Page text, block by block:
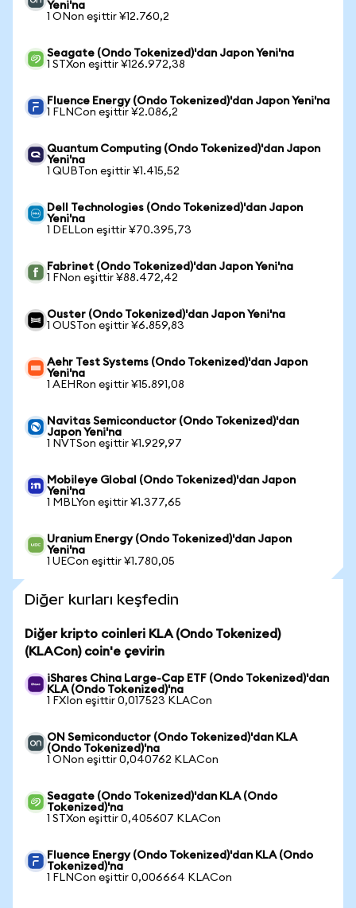
Yeni'na
1 ONon eşittir ¥12.760,2
Seagate (Ondo Tokenized)'dan Japon Yeni'na
1 STXon eşittir ¥126.972,38
Fluence Energy (Ondo Tokenized)'dan Japon Yeni'na
1 FLNCon eşittir ¥2.086,2
Quantum Computing (Ondo Tokenized)'dan Japon
Yeni'na
1 QUBTon eşittir ¥1.415,52
Dell Technologies (Ondo Tokenized)'dan Japon
Yeni'na
1 DELLon eşittir ¥70.395,73
Fabrinet (Ondo Tokenized)'dan Japon Yeni'na
1 FNon eşittir ¥88.472,42
Ouster (Ondo Tokenized)'dan Japon Yeni'na
1 OUSTon eşittir ¥6.859,83
Aehr Test Systems (Ondo Tokenized)'dan Japon
Yeni'na
1 AEHRon eşittir ¥15.891,08
Navitas Semiconductor (Ondo Tokenized)'dan
Japon Yeni'na
1 NVTSon eşittir ¥1.929,97
Mobileye Global (Ondo Tokenized)'dan Japon
Yeni'na
1 MBLYon eşittir ¥1.377,65
Uranium Energy (Ondo Tokenized)'dan Japon
Yeni'na
1 UECon eşittir ¥1.780,05
Diğer kurları keşfedin
Diğer kripto coinleri KLA (Ondo Tokenized)
(KLACon) coin'e çevirin
iShares China Large-Cap ETF (Ondo Tokenized)'dan
KLA (Ondo Tokenized)'na
1 FXIon eşittir 0,017523 KLACon
ON Semiconductor (Ondo Tokenized)'dan KLA
(Ondo Tokenized)'na
1 ONon eşittir 0,040762 KLACon
Seagate (Ondo Tokenized)'dan KLA (Ondo
Tokenized)'na
1 STXon eşittir 0,405607 KLACon
Fluence Energy (Ondo Tokenized)'dan KLA (Ondo
Tokenized)'na
1 FLNCon eşittir 0,006664 KLACon